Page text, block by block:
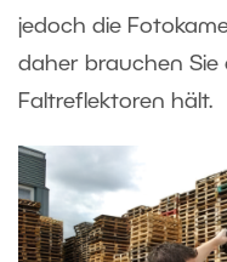
jedoch die
daher brauchen Sie
Faltreflektoren hält.